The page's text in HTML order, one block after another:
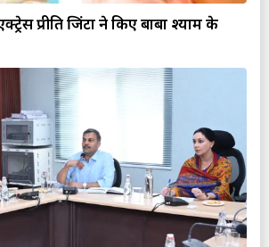
प्रीति जिंटा ने किए बाबा श्याम के